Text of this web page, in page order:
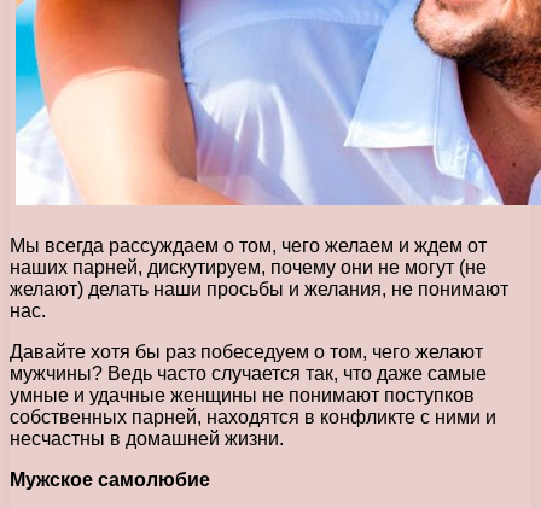
Мы всегда рассуждаем о том, чего желаем и ждем от
наших парней, дискутируем, почему они не могут (не
желают) делать наши просьбы и желания, не понимают
нас.
Давайте хотя бы раз побеседуем о том, чего желают
мужчины? Ведь часто случается так, что даже самые
умные и удачные женщины не понимают поступков
собственных парней, находятся в конфликте с ними и
несчастны в домашней жизни.
Мужское самолюбие